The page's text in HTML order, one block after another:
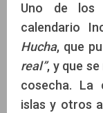
Uno de los
calendario
Hucha, que
real”, y que
cosecha. La
islas y otros